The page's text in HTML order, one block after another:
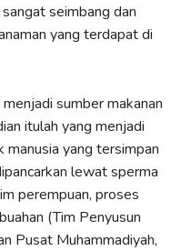
seimbang dan
yang terdapat di
sumber makanan
itulah yang menjadi
yang tersimpan
lewat sperma
perempuan, proses
(Tim Penyusun
Pusat Muhammadiyah,